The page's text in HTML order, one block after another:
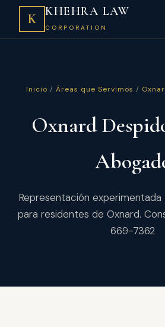
K KHEHRA LAW
CORPORATION
Inicio / Áreas que Servimos /
Oxnard
Representación
para residentes de Oxnard.
669-7362